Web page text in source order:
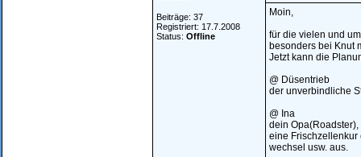
Beiträge: 37
Registriert: 17.7.2008
Status: Offline
Moin,
für die vielen und
besonders bei Knut
Jetzt kann die
@ Düsentrieb
der unverbindliche
@ Ina
dein
eine Frischzellenkur
wechsel usw. aus.